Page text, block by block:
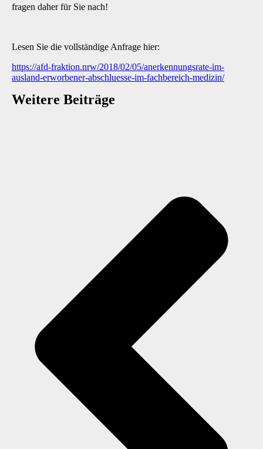
fragen daher für Sie nach!
Lesen Sie die vollständige Anfrage hier:
https://afd-fraktion.nrw/2018/02/05/anerkennungsrate-im-
ausland-erworbener-abschluesse-im-fachbereich-medizin/
Weitere Beiträge